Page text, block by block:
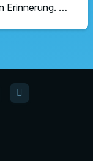
Erinnerung. …